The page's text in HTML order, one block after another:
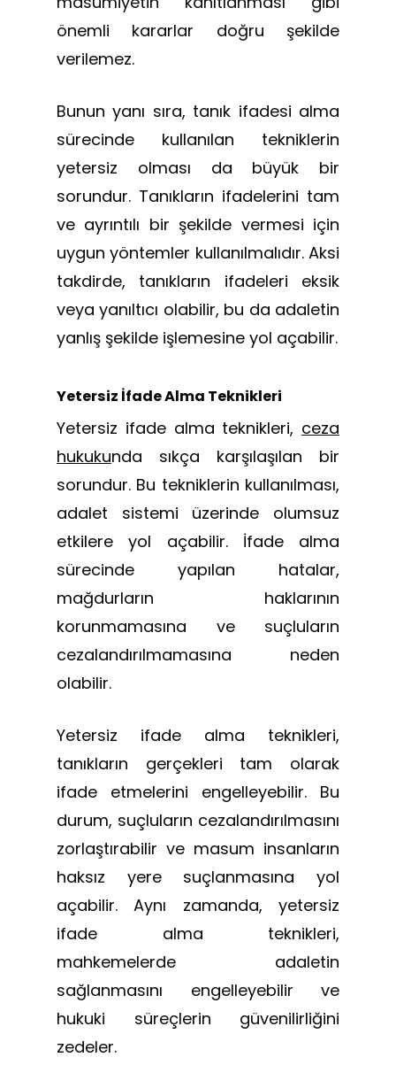
önemli kararlar doğru şekilde
verilemez.
Bunun yanı sıra, tanık ifadesi alma
sürecinde kullanılan tekniklerin
yetersiz olması da büyük bir
sorundur. Tanıkların ifadelerini tam
ve ayrıntılı bir şekilde vermesi için
uygun yöntemler kullanılmalıdır. Aksi
takdirde, tanıkların ifadeleri eksik
veya yanıltıcı olabilir, bu da adaletin
yanlış şekilde işlemesine yol açabilir.
Yetersiz İfade Alma Teknikleri
Yetersiz ifade alma teknikleri, ceza
hukukunda sıkça karşılaşılan bir
sorundur. Bu tekniklerin kullanılması,
adalet sistemi üzerinde olumsuz
etkilere yol açabilir. İfade alma
sürecinde yapılan hatalar,
mağdurların haklarının
korunmamasına ve suçluların
cezalandırılmamasına neden
olabilir.
Yetersiz ifade alma teknikleri,
tanıkların gerçekleri tam olarak
ifade etmelerini engelleyebilir. Bu
durum, suçluların cezalandırılmasını
zorlaştırabilir ve masum insanların
haksız yere suçlanmasına yol
açabilir. Aynı zamanda, yetersiz
ifade alma teknikleri,
mahkemelerde adaletin
sağlanmasını engelleyebilir ve
hukuki süreçlerin güvenilirliğini
zedeler.